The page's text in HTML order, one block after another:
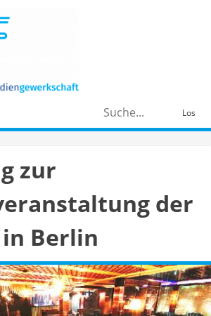
Los
zur
der
in Berlin